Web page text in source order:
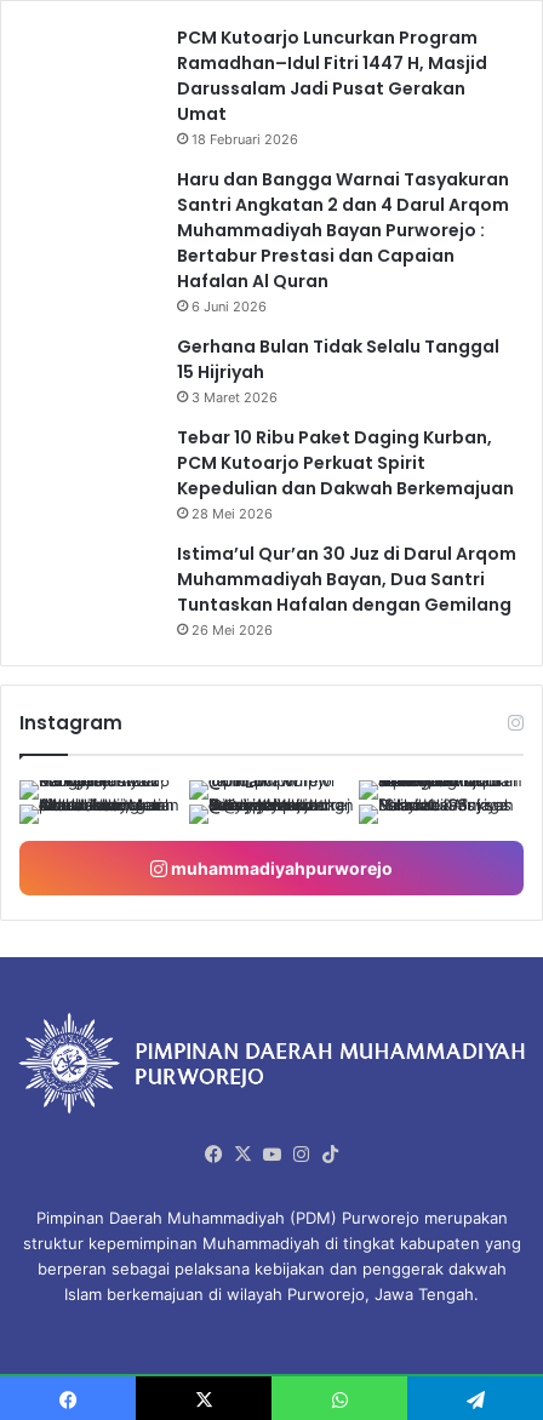
PCM Kutoarjo Luncurkan Program
Ramadhan–Idul Fitri 1447 H, Masjid
Darussalam Jadi Pusat Gerakan
Umat
18 Februari 2026
Haru dan Bangga Warnai Tasyakuran
Santri Angkatan 2 dan 4 Darul Arqom
Muhammadiyah Bayan Purworejo :
Bertabur Prestasi dan Capaian
Hafalan Al Quran
6 Juni 2026
Gerhana Bulan Tidak Selalu Tanggal
15 Hijriyah
3 Maret 2026
Tebar 10 Ribu Paket Daging Kurban,
PCM Kutoarjo Perkuat Spirit
Kepedulian dan Dakwah Berkemajuan
28 Mei 2026
Istima’ul Qur’an 30 Juz di Darul Arqom
Muhammadiyah Bayan, Dua Santri
Tuntaskan Hafalan dengan Gemilang
26 Mei 2026
Instagram
muhammadiyahpurworejo
Facebook
X YouTubeInstagram
Pimpinan Daerah Muhammadiyah (PDM) Purworejo merupakan
struktur kepemimpinan Muhammadiyah di tingkat kabupaten yang
berperan sebagai pelaksana kebijakan dan penggerak dakwah
Islam berkemajuan di wilayah Purworejo, Jawa Tengah.